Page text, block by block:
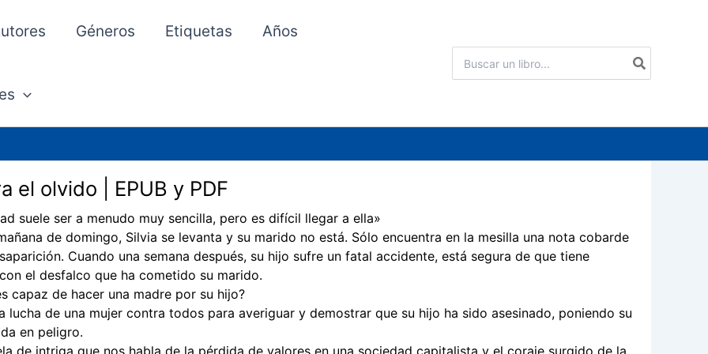
Géneros Etiquetas Años
por:
el olvido | EPUB y PDF
suele ser a menudo muy sencilla, pero es difícil llegar a ella»
de domingo, Silvia se levanta y su marido no está. Sólo encuentra en la mesilla una nota cobarde
Cuando una semana después, su hijo sufre un fatal accidente, está segura de que tiene
el desfalco que ha cometido su marido.
capaz de hacer una madre por su hijo?
lucha de una mujer contra todos para averiguar y demostrar que su hijo ha sido asesinado, poniendo su
en peligro.
de intriga que nos habla de la pérdida de valores en una sociedad capitalista y el coraje surgido de la